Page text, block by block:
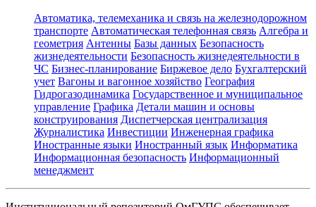
Автоматика, телемеханика и связь на железнодорожном
транспорте Автоматическая телефонная связь Алгебра и
геометрия Антенны Базы данных Безопасность
жизнедеятельности Безопасность жизнедеятельности в
ЧС Бизнес-планирование Биржевое дело Бухгалтерский
учет Вагоны и вагонное хозяйство География
Гидрогазодинамика Государственное и муниципальное
управление Графика Детали машин и основы
конструирования Диспетчерская централизация
Журналистика Инвестиции Инженерная графика
Иностранные языки Иностранный язык Информатика
Информационная безопасность Информационный
менеджмент